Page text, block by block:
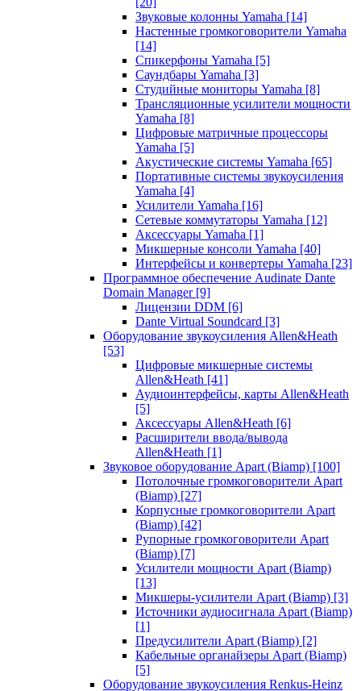
Звуковые колонны Yamaha [14]
Настенные громкоговорители Yamaha
[14]
Спикерфоны Yamaha [5]
Саундбары Yamaha [3]
Студийные мониторы Yamaha [8]
Трансляционные усилители мощности
Yamaha [8]
Цифровые матричные процессоры
Yamaha [5]
Акустические системы Yamaha [65]
Портативные системы звукоусиления
Yamaha [4]
Усилители Yamaha [16]
Сетевые коммутаторы Yamaha [12]
Аксессуары Yamaha [1]
Микшерные консоли Yamaha [40]
Интерфейсы и конвертеры Yamaha [23]
Программное обеспечение Audinate Dante
Domain Manager [9]
Лицензии DDM [6]
Dante Virtual Soundcard [3]
Оборудование звукоусиления Allen&Heath
[53]
Цифровые микшерные системы
Allen&Heath [41]
Аудиоинтерфейсы, карты Allen&Heath
[5]
Аксессуары Allen&Heath [6]
Расширители ввода/вывода
Allen&Heath [1]
Звуковое оборудование Apart (Biamp) [100]
Потолочные громкоговорители Apart
(Biamp) [27]
Корпусные громкоговорители Apart
(Biamp) [42]
Рупорные громкоговорители Apart
(Biamp) [7]
Усилители мощности Apart (Biamp)
[13]
Микшеры-усилители Apart (Biamp) [3]
Источники аудиосигнала Apart (Biamp)
[1]
Предусилители Apart (Biamp) [2]
Кабельные органайзеры Apart (Biamp)
[5]
Оборудование звукоусиления Renkus-Heinz